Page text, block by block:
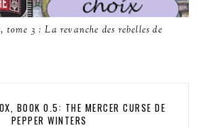
3 : La revanche des rebelles de
BOOK 0.5: THE MERCER CURSE DE
PEPPER WINTERS